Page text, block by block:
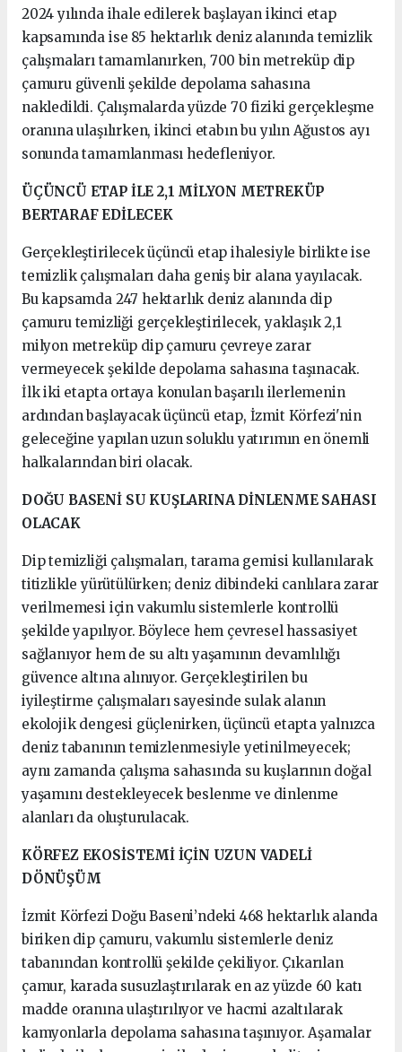
2024 yılında ihale edilerek başlayan ikinci etap
kapsamında ise 85 hektarlık deniz alanında temizlik
çalışmaları tamamlanırken, 700 bin metreküp dip
çamuru güvenli şekilde depolama sahasına
nakledildi. Çalışmalarda yüzde 70 fiziki gerçekleşme
oranına ulaşılırken, ikinci etabın bu yılın Ağustos ayı
sonunda tamamlanması hedefleniyor.
ÜÇÜNCÜ ETAP İLE 2,1 MİLYON METREKÜP
BERTARAF EDİLECEK
Gerçekleştirilecek üçüncü etap ihalesiyle birlikte ise
temizlik çalışmaları daha geniş bir alana yayılacak.
Bu kapsamda 247 hektarlık deniz alanında dip
çamuru temizliği gerçekleştirilecek, yaklaşık 2,1
milyon metreküp dip çamuru çevreye zarar
vermeyecek şekilde depolama sahasına taşınacak.
İlk iki etapta ortaya konulan başarılı ilerlemenin
ardından başlayacak üçüncü etap, İzmit Körfezi'nin
geleceğine yapılan uzun soluklu yatırımın en önemli
halkalarından biri olacak.
DOĞU BASENİ SU KUŞLARINA DİNLENME SAHASI
OLACAK
Dip temizliği çalışmaları, tarama gemisi kullanılarak
titizlikle yürütülürken; deniz dibindeki canlılara zarar
verilmemesi için vakumlu sistemlerle kontrollü
şekilde yapılıyor. Böylece hem çevresel hassasiyet
sağlanıyor hem de su altı yaşamının devamlılığı
güvence altına alınıyor. Gerçekleştirilen bu
iyileştirme çalışmaları sayesinde sulak alanın
ekolojik dengesi güçlenirken, üçüncü etapta yalnızca
deniz tabanının temizlenmesiyle yetinilmeyecek;
aynı zamanda çalışma sahasında su kuşlarının doğal
yaşamını destekleyecek beslenme ve dinlenme
alanları da oluşturulacak.
KÖRFEZ EKOSİSTEMİ İÇİN UZUN VADELİ
DÖNÜŞÜM
İzmit Körfezi Doğu Baseni’ndeki 468 hektarlık alanda
biriken dip çamuru, vakumlu sistemlerle deniz
tabanından kontrollü şekilde çekiliyor. Çıkarılan
çamur, karada susuzlaştırılarak en az yüzde 60 katı
madde oranına ulaştırılıyor ve hacmi azaltılarak
kamyonlarla depolama sahasına taşınıyor. Aşamalar